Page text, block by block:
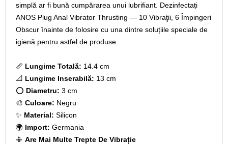
simplă ar fi bună cumpărarea unui lubrifiant. Dezinfectați
ANOS Plug Anal Vibrator Thrusting — 10 Vibraţii, 6 Împingeri
Obscur înainte de folosire cu una dintre soluțiile speciale de
igienă pentru astfel de produse.
📏 Lungime Totală: 14.4 cm
📐 Lungime Inserabilă: 13 cm
⭕ Diametru: 3 cm
🎨 Culoare: Negru
✨ Material: Silicon
🌍 Import: Germania
📳 Are Mai Multe Trepte De Vibrație